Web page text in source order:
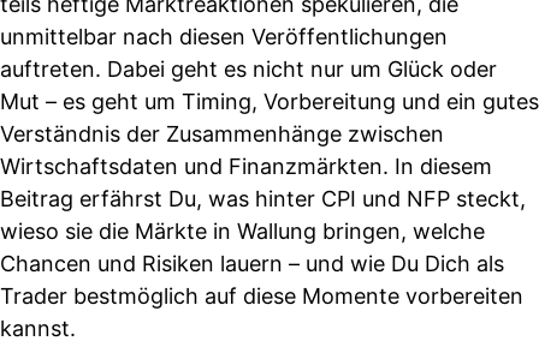
unmittelbar nach diesen Veröffentlichungen
auftreten. Dabei geht es nicht nur um Glück oder
Mut – es geht um Timing, Vorbereitung und ein gutes
Verständnis der Zusammenhänge zwischen
Wirtschaftsdaten und Finanzmärkten. In diesem
Beitrag erfährst Du, was hinter CPI und NFP steckt,
wieso sie die Märkte in Wallung bringen, welche
Chancen und Risiken lauern – und wie Du Dich als
Trader bestmöglich auf diese Momente vorbereiten
kannst.